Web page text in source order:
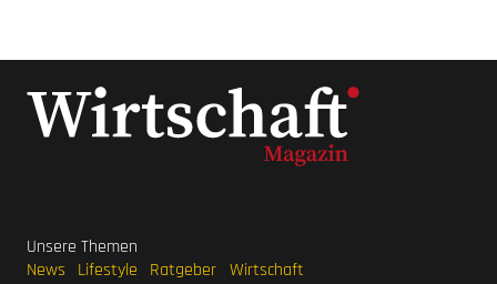
Unsere Themen
News
Lifestyle Ratgeber Wirtschaft